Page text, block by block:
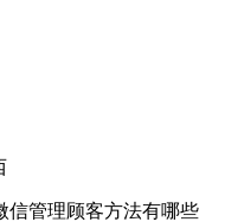
信管理顾客方法有哪些